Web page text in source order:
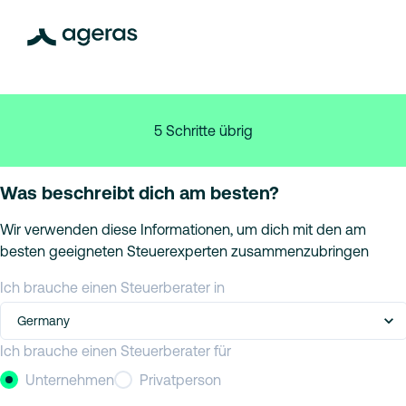
5 Schritte übrig
Was beschreibt dich am besten?
Wir verwenden diese Informationen, um dich mit den am
besten geeigneten Steuerexperten zusammenzubringen
Ich brauche einen Steuerberater in
Germany
Ich brauche einen Steuerberater für
Unternehmen
Privatperson